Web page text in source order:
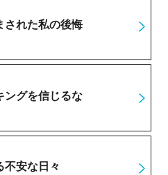
された私の後悔
ングを信じるな
不安な日々